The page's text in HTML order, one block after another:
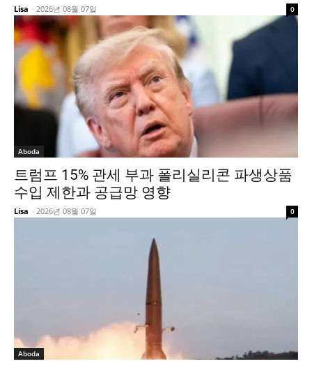
Lisa - 2026년 08월 07일 0
Aboda
트럼프 15% 관세 부과 폴리실리콘 파생상품
수입 제한과 공급망 영향
Lisa - 2026년 08월 07일 0
Aboda